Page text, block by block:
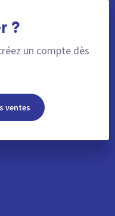
?
un compte dès
ventes